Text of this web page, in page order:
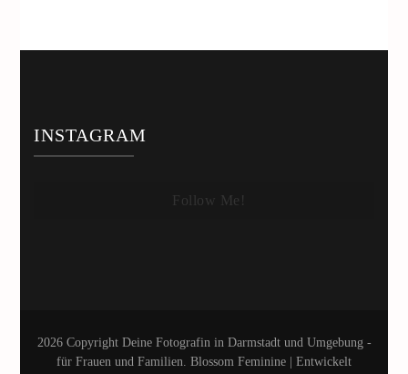
INSTAGRAM
Follow Me!
2026 Copyright Deine Fotografin in Darmstadt und Umgebung -
für Frauen und Familien. Blossom Feminine | Entwickelt